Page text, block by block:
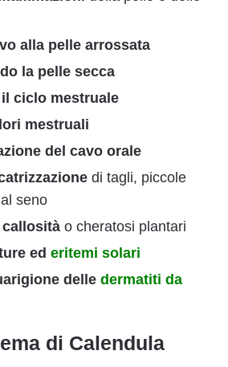
alla pelle arrossata
la pelle secca
ciclo mestruale
mestruali
del cavo orale
di tagli, piccole
seno
o cheratosi plantari
ed eritemi solari
delle dermatiti da
di Calendula